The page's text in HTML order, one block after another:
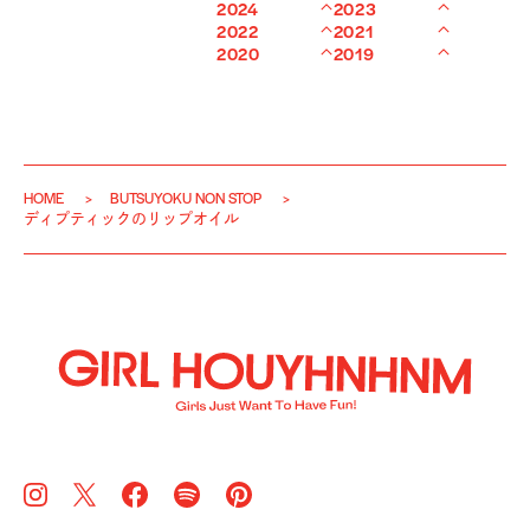
2024
2023
2022
2021
2020
2019
HOME
BUTSUYOKU NON STOP
ディプティックのリップオイル